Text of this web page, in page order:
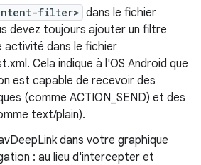
filter> dans le fichier
devez toujours ajouter un filtre
dans le fichier
Cela indique à l'OS Android que
est capable de recevoir des
(comme ACTION_SEND) et des
text/plain).
dans votre graphique
: au lieu d'intercepter et